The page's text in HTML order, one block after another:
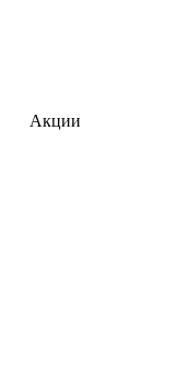
Акции